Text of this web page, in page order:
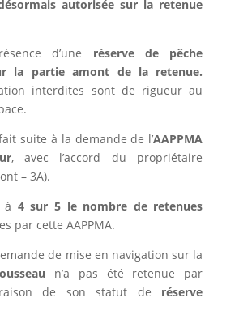
autorisée sur la retenue
d’une réserve de pêche
la partie amont de la retenue.
interdites sont de rigueur au
suite à la demande de l’AAPPMA
, avec l’accord du propriétaire
– 3A).
à 4 sur 5 le nombre de retenues
par cette AAPPMA.
de mise en navigation sur la
n’a pas été retenue par
raison de son statut de réserve